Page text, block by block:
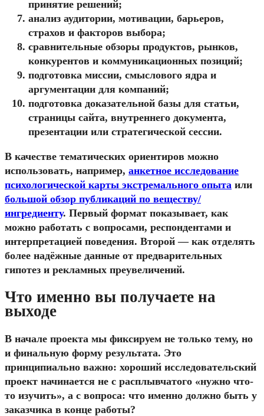
принятие решений;
анализ аудитории, мотивации, барьеров,
страхов и факторов выбора;
сравнительные обзоры продуктов, рынков,
конкурентов и коммуникационных позиций;
подготовка миссии, смыслового ядра и
аргументации для компаний;
подготовка доказательной базы для статьи,
страницы сайта, внутреннего документа,
презентации или стратегической сессии.
В качестве тематических ориентиров можно
использовать, например, анкетное исследование
психологической карты экстремального опыта или
большой обзор публикаций по веществу/
ингредиенту. Первый формат показывает, как
можно работать с вопросами, респондентами и
интерпретацией поведения. Второй — как отделять
более надёжные данные от предварительных
гипотез и рекламных преувеличений.
Что именно вы получаете на
выходе
В начале проекта мы фиксируем не только тему, но
и финальную форму результата. Это
принципиально важно: хороший исследовательский
проект начинается не с расплывчатого «нужно что-
то изучить», а с вопроса: что именно должно быть у
заказчика в конце работы?